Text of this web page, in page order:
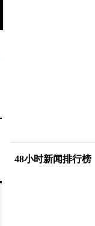
48小时新闻排行榜